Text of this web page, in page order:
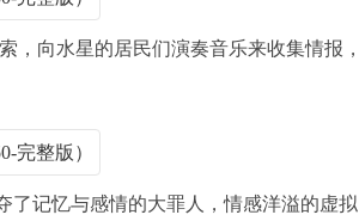
，向水星的居民们演奏音乐来收集情报，
了记忆与感情的大罪人，情感洋溢的虚拟